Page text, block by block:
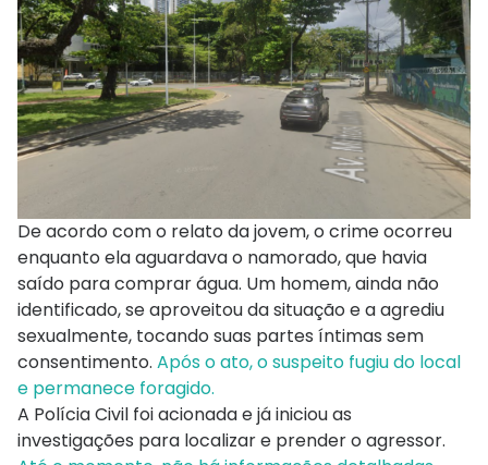
De acordo com o relato da jovem, o crime ocorreu
enquanto ela aguardava o namorado, que havia
saído para comprar água. Um homem, ainda não
identificado, se aproveitou da situação e a agrediu
sexualmente, tocando suas partes íntimas sem
consentimento. Após o ato, o suspeito fugiu do local
e permanece foragido.
A Polícia Civil foi acionada e já iniciou as
investigações para localizar e prender o agressor.